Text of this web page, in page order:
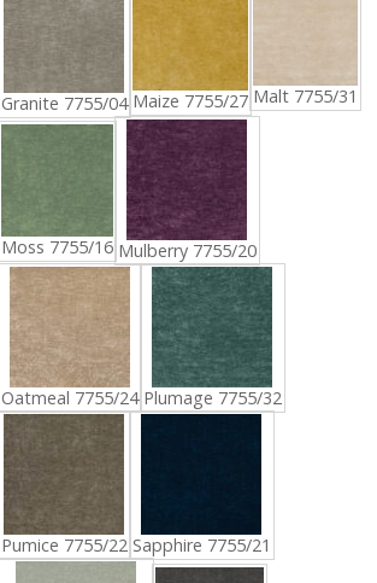
Granite 7755/04 Maize 7755/27 Malt 7755/31
Moss 7755/16 Mulberry 7755/20
Oatmeal 7755/24 Plumage 7755/32
Pumice 7755/22 Sapphire 7755/21